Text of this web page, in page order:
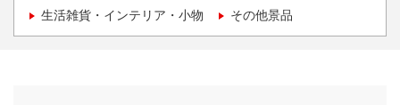
生活雑貨・インテリア・小物 その他景品